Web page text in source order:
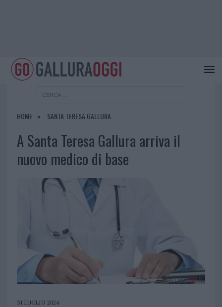
HOME SANTA TERESA GALLURA
A Santa Teresa Gallura arriva il
nuovo medico di base
31 LUGLIO 2024